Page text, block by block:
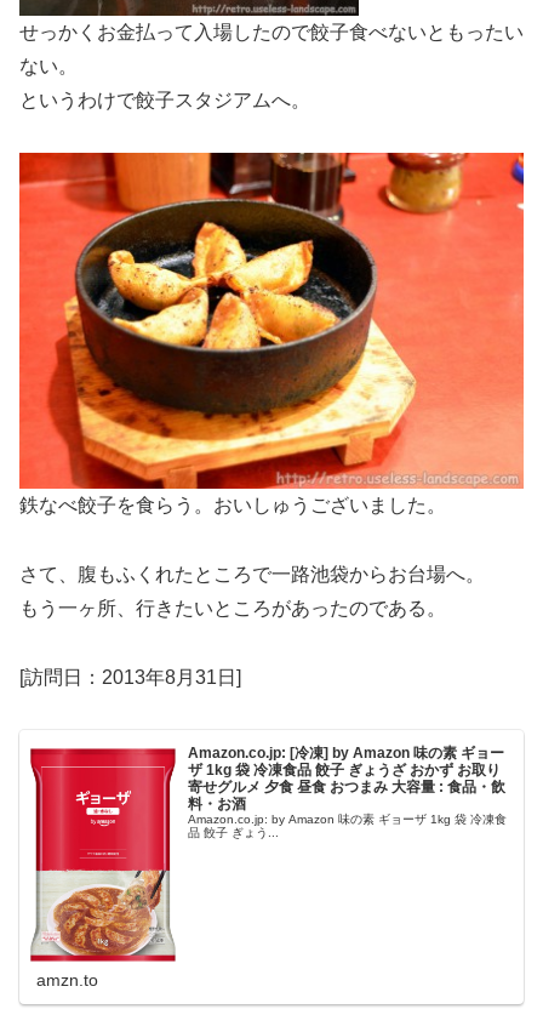
せっかくお金払って入場したので餃子食べないともったい
ない。
というわけで餃子スタジアムへ。
鉄なべ餃子を食らう。おいしゅうございました。
さて、腹もふくれたところで一路池袋からお台場へ。
もう一ヶ所、行きたいところがあったのである。
[訪問日：2013年8月31日]
Amazon.co.jp: [冷凍] by Amazon 味の素 ギョー
ザ 1kg 袋 冷凍食品 餃子 ぎょうざ おかず お取り
寄せグルメ 夕食 昼食 おつまみ 大容量 : 食品・飲
料・お酒
Amazon.co.jp: by Amazon 味の素 ギョーザ 1kg 袋 冷凍食
品 餃子 ぎょう...
amzn.to